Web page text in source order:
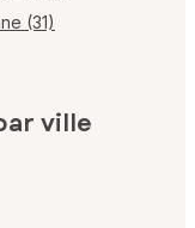
(31)
ville